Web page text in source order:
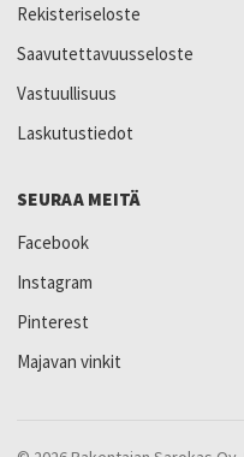
Rekisteriseloste
Saavutettavuusseloste
Vastuullisuus
Laskutustiedot
SEURAA MEITÄ
Facebook
Instagram
Pinterest
Majavan vinkit